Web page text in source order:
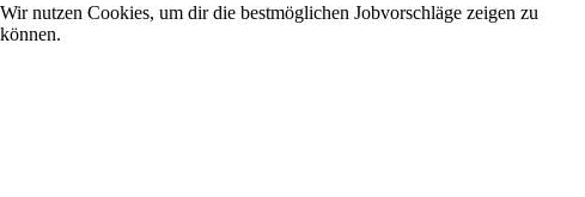
Karriere-Tipps
Wir nutzen Cookies, um dir die bestmöglichen Jobvorschläge zeigen zu
können.